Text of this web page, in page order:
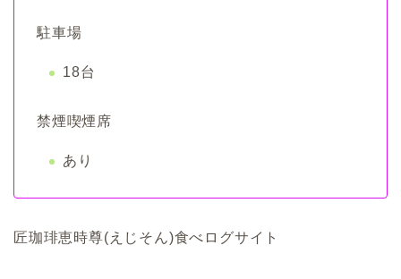
駐車場
18台
禁煙喫煙席
あり
匠珈琲恵時尊(えじそん)食べログサイト